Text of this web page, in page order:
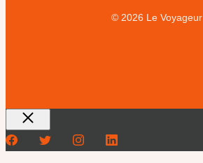
© 2026 Le Voyageur
Fermer